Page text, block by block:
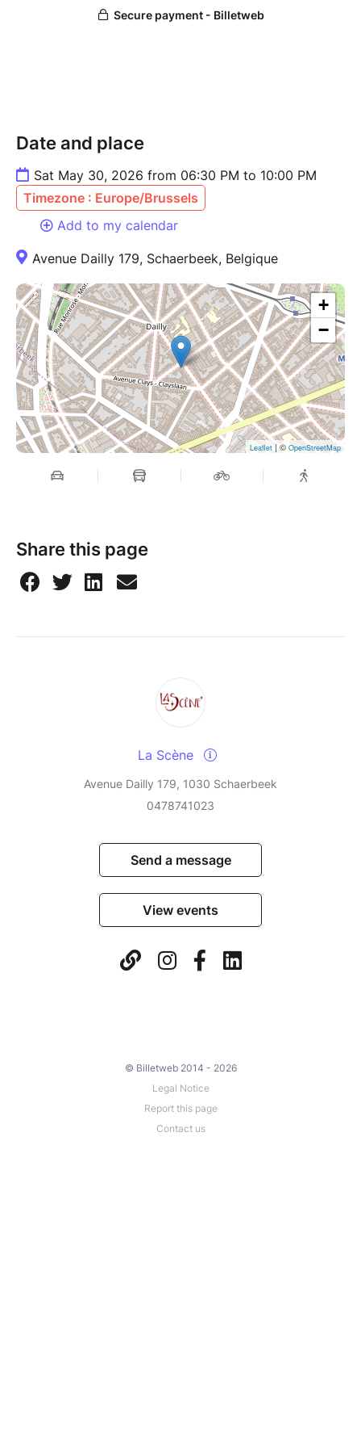
4, JALI revient en 2023, avec un nouvel album.
reconnaître.
Date and place
Sat May 30, 2026 from 06:30 PM to 10:00 PM
Timezone : Europe/Brussels
Add to my calendar
Avenue Dailly 179, Schaerbeek, Belgique
+
−
Leaflet| ©OpenStreetMap
Share this page
La Scène
Avenue Dailly 179, 1030 Schaerbeek
0478741023
Send a message
View events
© Billetweb 2014 - 2026
Legal Notice
Report this page
Contact us